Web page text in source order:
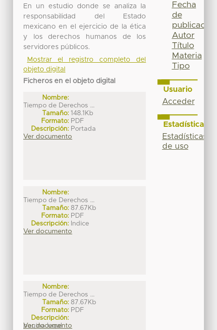
En un estudio donde se analiza la
responsabilidad del Estado
mexicano en el ejercicio de la ética
y los derechos humanos de los
servidores públicos.
Mostrar el registro completo del
objeto digital
Ficheros en el objeto digital
Nombre:
Tiempo de Derechos ...
Tamaño: 148.1Kb
Formato: PDF
Descripción: Portada
Ver documento
Nombre:
Tiempo de Derechos ...
Tamaño: 87.67Kb
Formato: PDF
Descripción: Indice
Ver documento
Nombre:
Tiempo de Derechos ...
Tamaño: 87.67Kb
Formato: PDF
Descripción:
pagina legal
Ver documento
Fecha
de
publicación
Autor
Título
Materia
Tipo
Usuario
Acceder
Estadísticas
Estadísticas
de uso